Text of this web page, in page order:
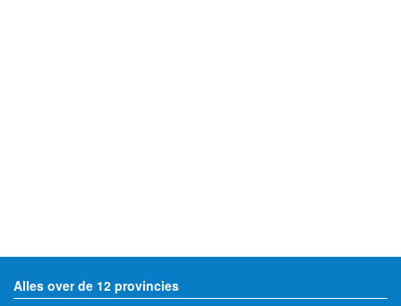
Alles over de 12 provincies